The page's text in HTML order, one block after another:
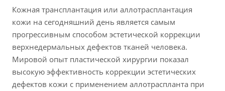
Кожная трансплантация или аллотрасплантация
кожи на сегодняшний день является самым
прогрессивным способом эстетической коррекции
верхнедермальных дефектов тканей человека.
Мировой опыт пластической хирургии показал
высокую эффективность коррекции эстетических
дефектов кожи с применением аллотраспланта при